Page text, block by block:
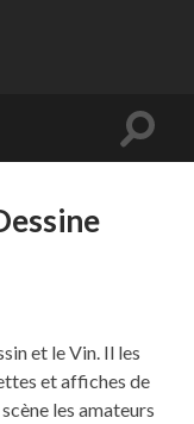
Toggle
et le Vin. Il les
et affiches de
les amateurs